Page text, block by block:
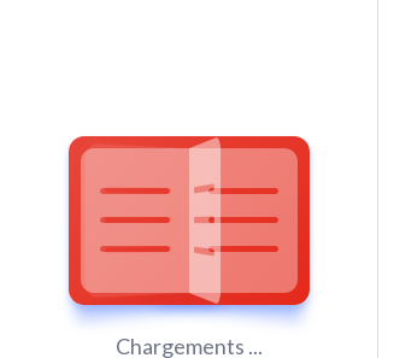
Chargements ...